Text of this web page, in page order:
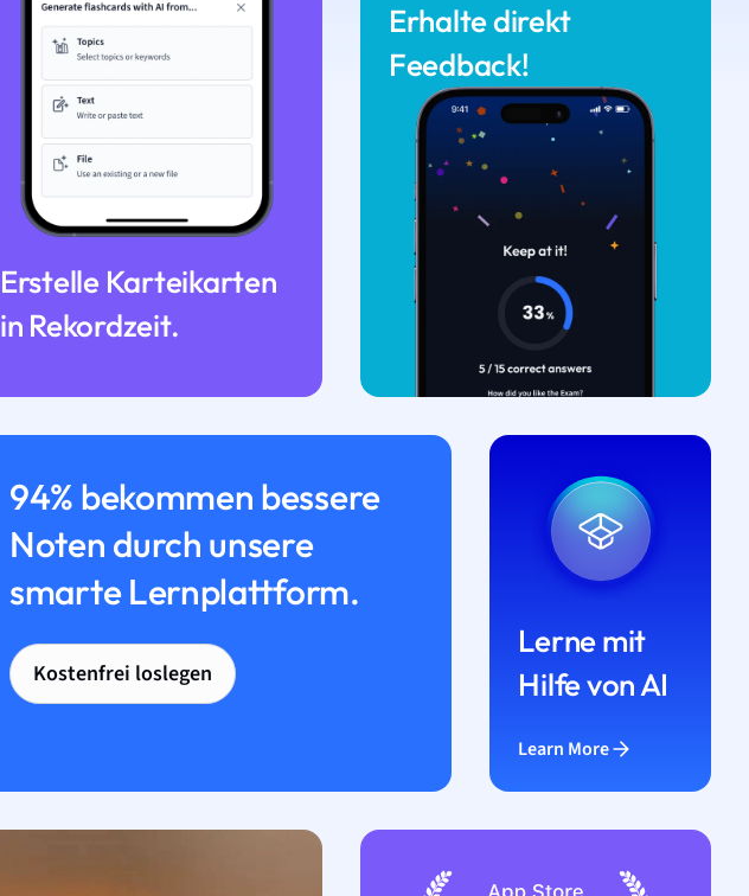
Erstelle Karteikarten
in Rekordzeit.
Erhalte direkt
Feedback!
94% bekommen bessere
Noten durch unsere
smarte Lernplattform.
Kostenfrei loslegen
Lerne mit
Hilfe von AI
Learn More